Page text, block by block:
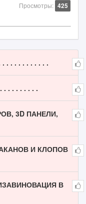
Просмотры: 425
. . . . . . . . . .
. . . . . . . .
3D ПАНЕЛИ,
И КЛОПОВ
В